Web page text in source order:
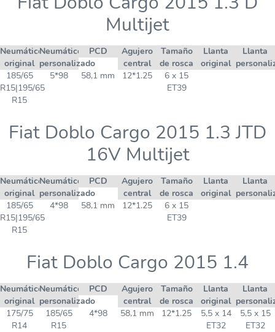
Multijet
Neumático
original
Neumático
personalizado
PCD
Agujero
central
Tamaño
de rosca
Llanta
original
Llanta
185/65
R15|195/65
R15
5*98 58,1 mm 12*1.25
6 x 15
ET39
Fiat Doblo Cargo 2015 1.3 JTD
16V Multijet
Neumático
original
Neumático
personalizado
PCD
Agujero
central
Tamaño
de rosca
Llanta
original
Llanta
185/65
R15|195/65
R15
4*98 58,1 mm 12*1.25
6 x 15
ET39
Fiat Doblo Cargo 2015 1.4
Neumático
original
Neumático
personalizado
PCD
Agujero
central
Tamaño
de rosca
Llanta
original
Llanta
175/75
R14
185/65
R15
4*98 58,1 mm 12*1.25
5,5 x 14
ET32
5,5 x 15
ET32